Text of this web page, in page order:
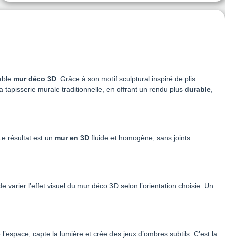
mur déco 3D. Grâce à son motif sculptural inspiré de plis
tapisserie murale traditionnelle, en offrant un rendu plus durable,
résultat est un mur en 3D fluide et homogène, sans joints
l’effet visuel du mur déco 3D selon l’orientation choisie. Un
capte la lumière et crée des jeux d’ombres subtils. C’est la